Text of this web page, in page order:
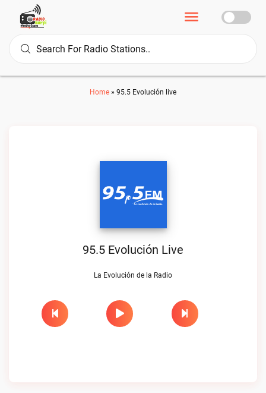
Home » 95.5 Evolución live
95.5 Evolución Live
La Evolución de la Radio